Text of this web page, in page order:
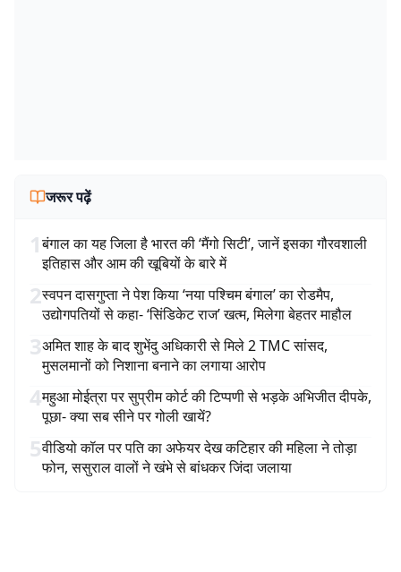
जरूर पढ़ें
1बंगाल का यह जिला है भारत की ‘मैंगो सिटी’, जानें इसका गौरवशाली
इतिहास और आम की खूबियों के बारे में
2स्वपन दासगुप्ता ने पेश किया ‘नया पश्चिम बंगाल’ का रोडमैप,
उद्योगपतियों से कहा- ‘सिंडिकेट राज’ खत्म, मिलेगा बेहतर माहौल
3अमित शाह के बाद शुभेंदु अधिकारी से मिले 2 TMC सांसद,
मुसलमानों को निशाना बनाने का लगाया आरोप
4महुआ मोईत्रा पर सुप्रीम कोर्ट की टिप्पणी से भड़के अभिजीत दीपके,
पूछा- क्या सब सीने पर गोली खायें?
5वीडियो कॉल पर पति का अफेयर देख कटिहार की महिला ने तोड़ा
फोन, ससुराल वालों ने खंभे से बांधकर जिंदा जलाया